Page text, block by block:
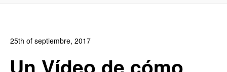
25th of septiembre, 2017